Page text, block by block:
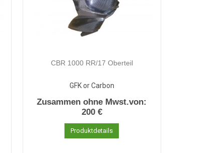
CBR 1000 RR/17 Oberteil
GFK or Carbon
Zusammen ohne Mwst.von:
200 €
Produktdetails